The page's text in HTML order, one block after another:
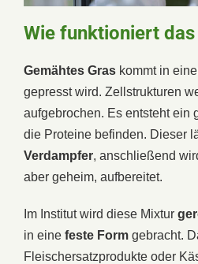
Wie funktioniert
Gemähtes Gras kommt in
gepresst wird. Zellstrukturen
aufgebrochen. Es entsteht ein
die Proteine befinden. Dieser
Verdampfer, anschließend
aber geheim, aufbereitet.
Im Institut wird diese Mixtur
in eine feste Form gebracht.
Fleischersatzprodukte oder